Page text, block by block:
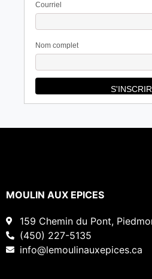
Courriel
Nom complet
MOULIN AUX EPICES
159 Chemin du Pont,
(450) 227-5135
info@lemoulinauxepices.ca